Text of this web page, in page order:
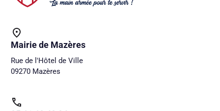
Mairie de Mazères
Rue de l'Hôtel de Ville
09270 Mazères